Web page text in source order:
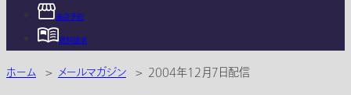
来店予約
資料請求
ホーム > メールマガジン > 2004年12月7日配信